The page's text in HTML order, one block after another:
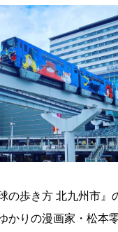
の歩き方 北九州市』
かりの漫画家・松本